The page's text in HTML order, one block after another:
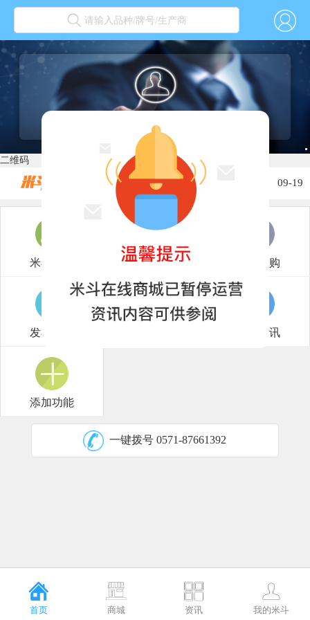
请输入品种/牌号/生产商
二维码
关于2022年元旦放假通知...
12-31
关于2021年国庆节放假通知...
关于2021年中秋放假的通知...
09-19
关于2021年端午节放假的通知...
06-12
关于2021劳动节放假的通知...
米斗商城 撮合市场 我要采购
发布供应 行情短讯
添加功能
一键拨号 0571-87661392
首页 商城 资讯 我的米斗